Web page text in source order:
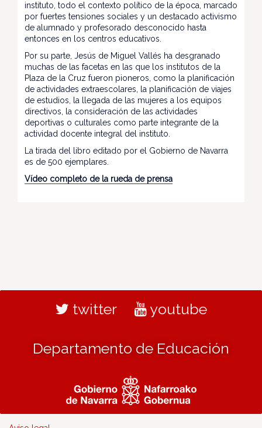
instituto, todo el contexto político de la época, marcado
por fuertes tensiones sociales y un destacado activismo
de alumnado y profesorado desconocido hasta
entonces en los centros educativos.
Por su parte, Jesús de Miguel Vallés ha desgranado
muchas de las facetas en las que los institutos de la
Plaza de la Cruz fueron pioneros, como la planificación
de actividades extraescolares, la planificación de viajes
de estudios, la llegada de las mujeres a los equipos
directivos, la consideración de las actividades
deportivas o culturales como parte integrante de la
actividad docente integral del instituto.
La tirada del libro editado por el Gobierno de Navarra
es de 500 ejemplares.
Vídeo completo de la rueda de prensa
twitter youtube
Departamento de Educación